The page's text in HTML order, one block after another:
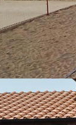
Терени на песку